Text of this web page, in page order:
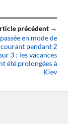
précédent →
en mode de
courant pendant 2
3 : les vacances
été prolongées à
Kiev